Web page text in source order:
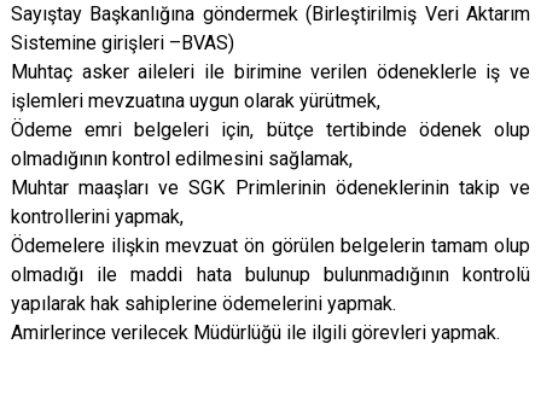
Sayıştay Başkanlığına göndermek (Birleştirilmiş Veri Aktarım
Sistemine girişleri –BVAS)
Muhtaç asker aileleri ile birimine verilen ödeneklerle iş ve
işlemleri mevzuatına uygun olarak yürütmek,
Ödeme emri belgeleri için, bütçe tertibinde ödenek olup
olmadığının kontrol edilmesini sağlamak,
Muhtar maaşları ve SGK Primlerinin ödeneklerinin takip ve
kontrollerini yapmak,
Ödemelere ilişkin mevzuat ön görülen belgelerin tamam olup
olmadığı ile maddi hata bulunup bulunmadığının kontrolü
yapılarak hak sahiplerine ödemelerini yapmak.
Amirlerince verilecek Müdürlüğü ile ilgili görevleri yapmak.